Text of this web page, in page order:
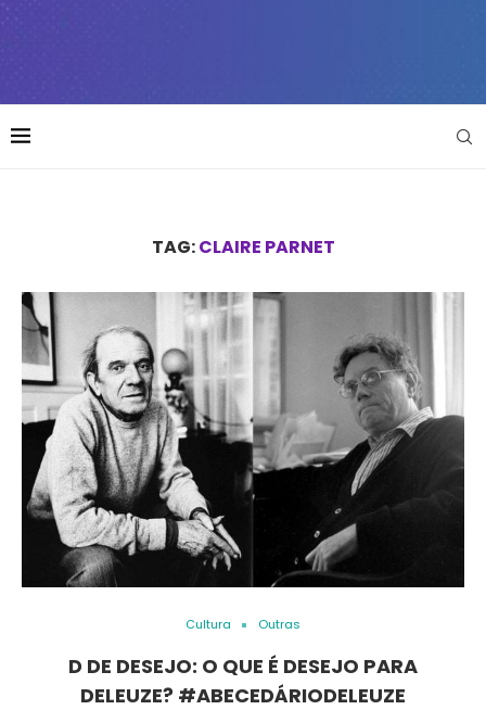
TAG:CLAIRE PARNET
Cultura Outras
D DE DESEJO: O QUE É DESEJO PARA
DELEUZE? #ABECEDÁRIODELEUZE